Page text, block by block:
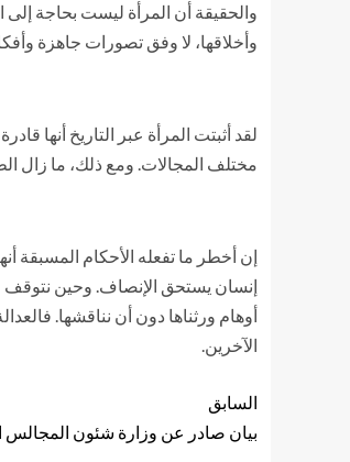
والحقيقة أن المرأة ليست بحاجة إلى
وأخلاقها، لا وفق تصورات جاهزة
لقد أثبتت المرأة عبر التاريخ أنها
مختلف المجالات. ومع ذلك، ما زال
إن أخطر ما تفعله الأحكام المسبقة
إنسان يستحق الإنصاف. وحين نتوقف
أوهام ورثناها دون أن نناقشها.
الآخرين.
السابق
بيان صادر عن وزارة شئون المجالس